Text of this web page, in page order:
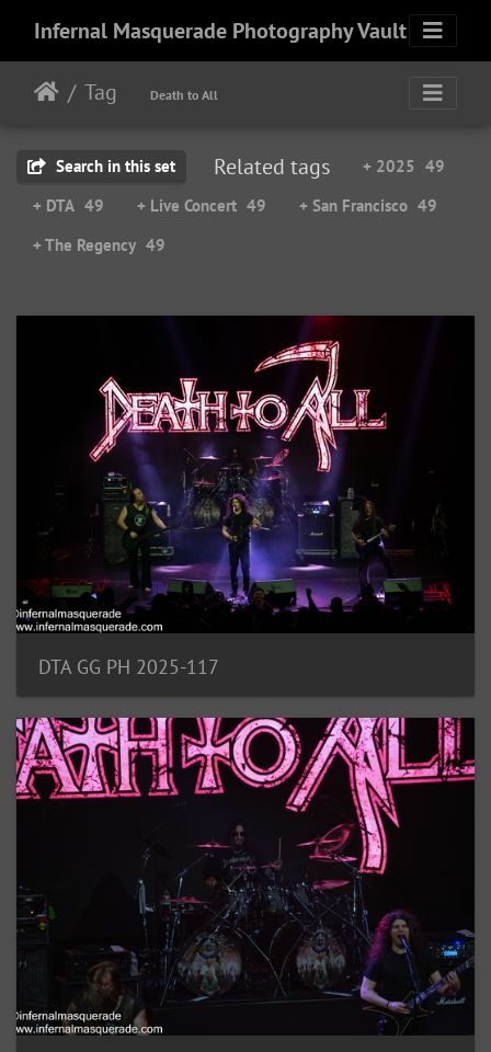
Infernal Masquerade Photography Vault
Tag Death to All
Search in this set Related tags + 2025 49
+ DTA 49 + Live Concert 49 + San Francisco 49
+ The Regency 49
DTA GG PH 2025-117